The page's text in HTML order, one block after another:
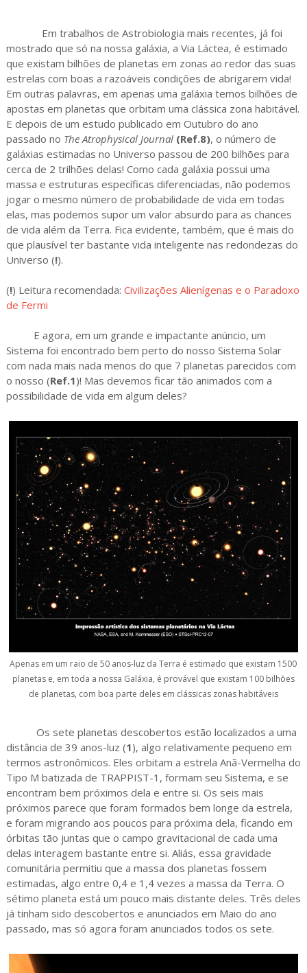
o
o
k
e
r
A
p
p
Em trabalhos de Astrobiologia mais recentes, já foi
mostrado que só na nossa galáxia, a Via Láctea, é estimado
que existam bilhões de planetas em zonas ao redor das suas
estrelas com boas a razoáveis condições de abrigarem vida!
Em outras palavras, em apenas uma galáxia temos bilhões de
apostas em planetas que orbitam uma clássica zona habitável.
E depois de um estudo publicado em Outubro do ano
passado no The Atrophysical Journal (Ref.8), o número de
galáxias estimadas no Universo passou de 200 bilhões para
cerca de 2 trilhões delas! Como cada galáxia possui uma
massa e estruturas específicas diferenciadas, não podemos
jogar o mesmo número de probabilidade de vida em todas
elas, mas podemos supor um valor absurdo para as chances
de vida além da Terra. Fica evidente, também, que é mais do
que plausível ter bastante vida inteligente nas redondezas do
Universo (!).
(!) Leitura recomendada: Civilizações Alienígenas e o Paradoxo
de Fermi
E agora, em um grande e impactante anúncio, um
Sistema foi encontrado bem perto do nosso Sistema Solar
com nada mais nada menos do que 7 planetas parecidos com
o nosso (Ref.1)! Mas devemos ficar tão animados com a
possibilidade de vida em algum deles?
Apenas em um raio de 50 anos-luz da Terra é estimado que existam 1500
planetas e, em toda a nossa Galáxia, é provável que existam 100 bilhões
de planetas, com boa parte deles em clássicas zonas habitáveis
Os sete planetas descobertos estão localizados a uma
distância de 39 anos-luz (1), algo relativamente pequeno em
termos astronômicos. Eles orbitam a estrela Anã-Vermelha do
Tipo M batizada de TRAPPIST-1, formam seu Sistema, e se
encontram bem próximos dela e entre si. Os seis mais
próximos parece que foram formados bem longe da estrela,
e foram migrando aos poucos para próxima dela, ficando em
órbitas tão juntas que o campo gravitacional de cada uma
delas interagem bastante entre si. Aliás, essa gravidade
comunitária permitiu que a massa dos planetas fossem
estimadas, algo entre 0,4 e 1,4 vezes a massa da Terra. O
sétimo planeta está um pouco mais distante deles. Três deles
já tinham sido descobertos e anunciados em Maio do ano
passado, mas só agora foram anunciados todos os sete.